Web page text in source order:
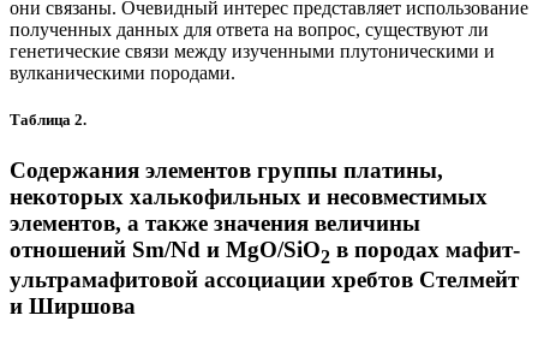
они связаны. Очевидный интерес представляет использование
полученных данных для ответа на вопрос, существуют ли
генетические связи между изученными плутоническими и
вулканическими породами.
Таблица 2.
Содержания элементов группы платины,
некоторых халькофильных и несовместимых
элементов, а также значения величины
отношений Sm/Nd и MgO/SiO2 в породах мафит-
ультрамафитовой ассоциации хребтов Стелмейт
и Ширшова